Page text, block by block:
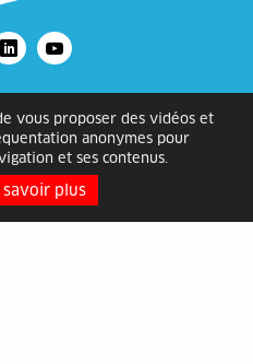
vous proposer des vidéos et
anonymes pour
et ses contenus.
savoir plus
ATOME, 2 rue
Alès Cédex
au vendredi de